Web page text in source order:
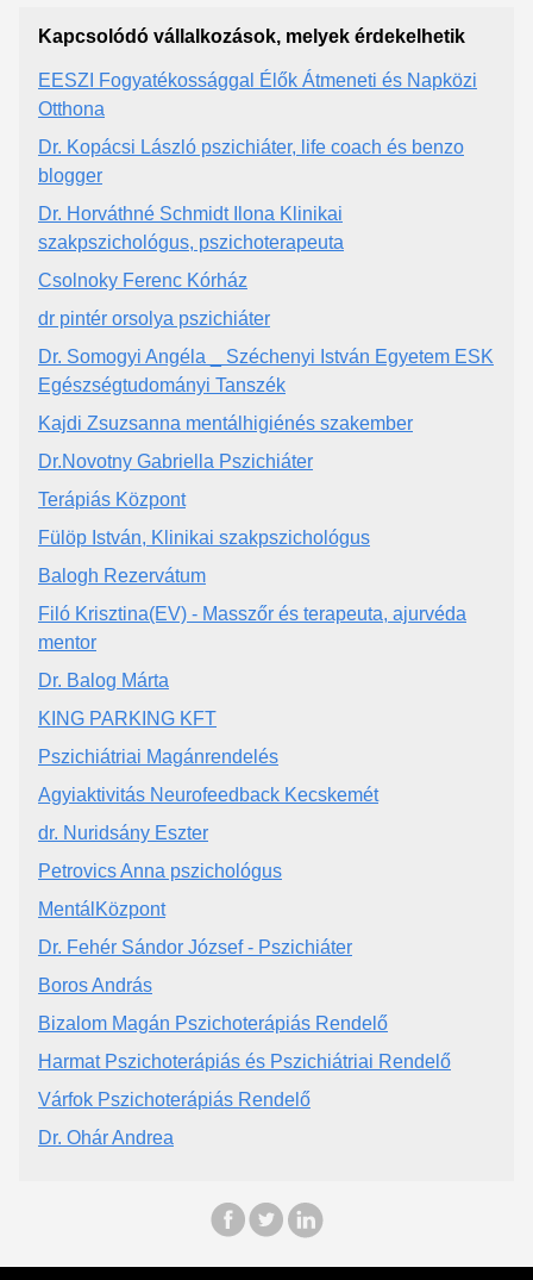
Kapcsolódó vállalkozások, melyek érdekelhetik
EESZI Fogyatékossággal Élők Átmeneti és Napközi
Otthona
Dr. Kopácsi László pszichiáter, life coach és benzo
blogger
Dr. Horváthné Schmidt Ilona Klinikai
szakpszichológus, pszichoterapeuta
Csolnoky Ferenc Kórház
dr pintér orsolya pszichiáter
Dr. Somogyi Angéla _ Széchenyi István Egyetem ESK
Egészségtudományi Tanszék
Kajdi Zsuzsanna mentálhigiénés szakember
Dr.Novotny Gabriella Pszichiáter
Terápiás Központ
Fülöp István, Klinikai szakpszichológus
Balogh Rezervátum
Filó Krisztina(EV) - Masszőr és terapeuta, ajurvéda
mentor
Dr. Balog Márta
KING PARKING KFT
Pszichiátriai Magánrendelés
Agyiaktivitás Neurofeedback Kecskemét
dr. Nuridsány Eszter
Petrovics Anna pszichológus
MentálKözpont
Dr. Fehér Sándor József - Pszichiáter
Boros András
Bizalom Magán Pszichoterápiás Rendelő
Harmat Pszichoterápiás és Pszichiátriai Rendelő
Várfok Pszichoterápiás Rendelő
Dr. Ohár Andrea